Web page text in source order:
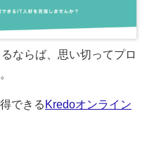
ならば、思い切ってプロ
できる Kredoオンライン